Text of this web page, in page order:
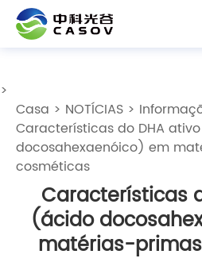
>
Casa > NOTÍCIAS >
Características do DHA
docosahexaenóico) em
cosméticas
Características
(ácido
matérias-